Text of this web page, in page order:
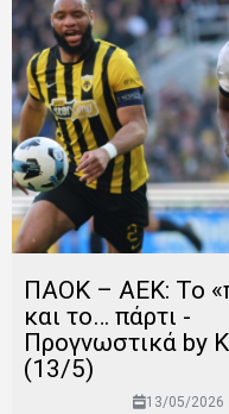
ΠΑΟΚ – ΑΕΚ: Το
και το… πάρτι -
Προγνωστικά by
(13/5)
13/05/2026